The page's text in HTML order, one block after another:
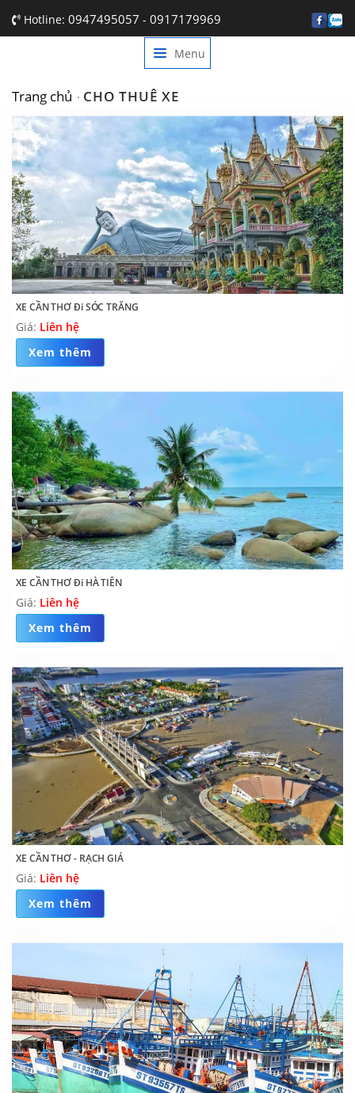
Hotline: 0947495057 - 0917179969
Menu
GIỚI THIỆU
DỊCH VỤ
BẢNG GIÁ
TIN TỨC
LIÊN HỆ
Trang chủ CHO THUÊ XE
XE CẦN THƠ Đi SÓC TRĂNG
Giá: Liên hệ
Xem thêm
XE CẦN THƠ Đi HÀ TIÊN
Giá: Liên hệ
Xem thêm
XE CẦN THƠ - RẠCH GIÁ
Giá: Liên hệ
Xem thêm